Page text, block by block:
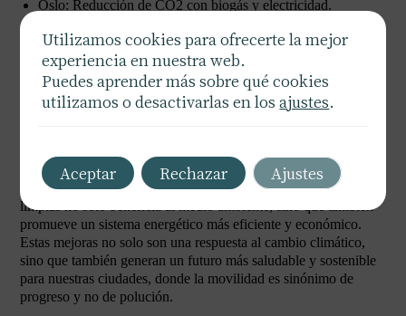
Oslo: Reducción de CO2 con biogás y electricidad.
Conclusiones para Usuarios no
Técnicos
beneficios innegables, como la mejora de la calidad del aire y la
reducción de la contaminación. La incorporación de fuentes
limpias no solo beneficia al medio ambiente, sino que también
promueve un sistema energético más eficiente y económico.
Estas mejoras no solo son una respuesta al cambio climático,
sino que también generan un futuro más saludable y sostenible
para nuestras ciudades, donde la movilidad es sinónimo de
progreso y no de polución.
Utilizamos cookies para ofrecerte la mejor
experiencia en nuestra web.
Puedes aprender más sobre qué cookies
utilizamos o desactivarlas en losajustes.
Aceptar Rechazar Ajustes